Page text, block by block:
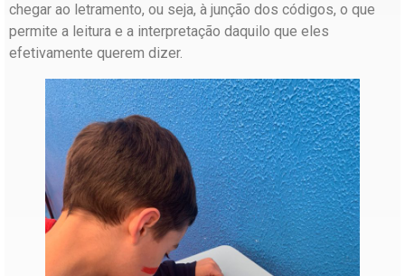
chegar ao letramento, ou seja, à junção dos códigos, o que
permite a leitura e a interpretação daquilo que eles
efetivamente querem dizer.